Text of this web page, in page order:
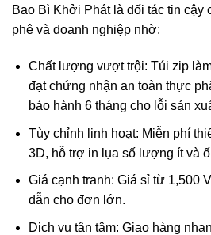
Bao Bì Khởi Phát là đối tác tin cậy
phê và doanh nghiệp nhờ:
Chất lượng vượt trội: Túi zip
đạt chứng nhận an toàn thực
bảo hành 6 tháng cho lỗi sản
Tùy chỉnh linh hoạt: Miễn phí
3D, hỗ trợ in lụa số lượng ít và
Giá cạnh tranh: Giá sỉ từ 1,500
dẫn cho đơn lớn.
Dịch vụ tận tâm: Giao hàng